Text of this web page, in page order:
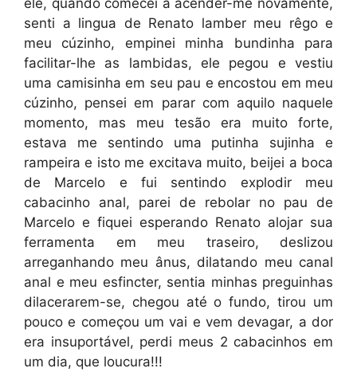
ele, quando comecei a acender-me novamente,
senti a lingua de Renato lamber meu rêgo e
meu cúzinho, empinei minha bundinha para
facilitar-lhe as lambidas, ele pegou e vestiu
uma camisinha em seu pau e encostou em meu
cúzinho, pensei em parar com aquilo naquele
momento, mas meu tesão era muito forte,
estava me sentindo uma putinha sujinha e
rampeira e isto me excitava muito, beijei a boca
de Marcelo e fui sentindo explodir meu
cabacinho anal, parei de rebolar no pau de
Marcelo e fiquei esperando Renato alojar sua
ferramenta em meu traseiro, deslizou
arreganhando meu ânus, dilatando meu canal
anal e meu esfincter, sentia minhas preguinhas
dilacerarem-se, chegou até o fundo, tirou um
pouco e começou um vai e vem devagar, a dor
era insuportável, perdi meus 2 cabacinhos em
um dia, que loucura!!!